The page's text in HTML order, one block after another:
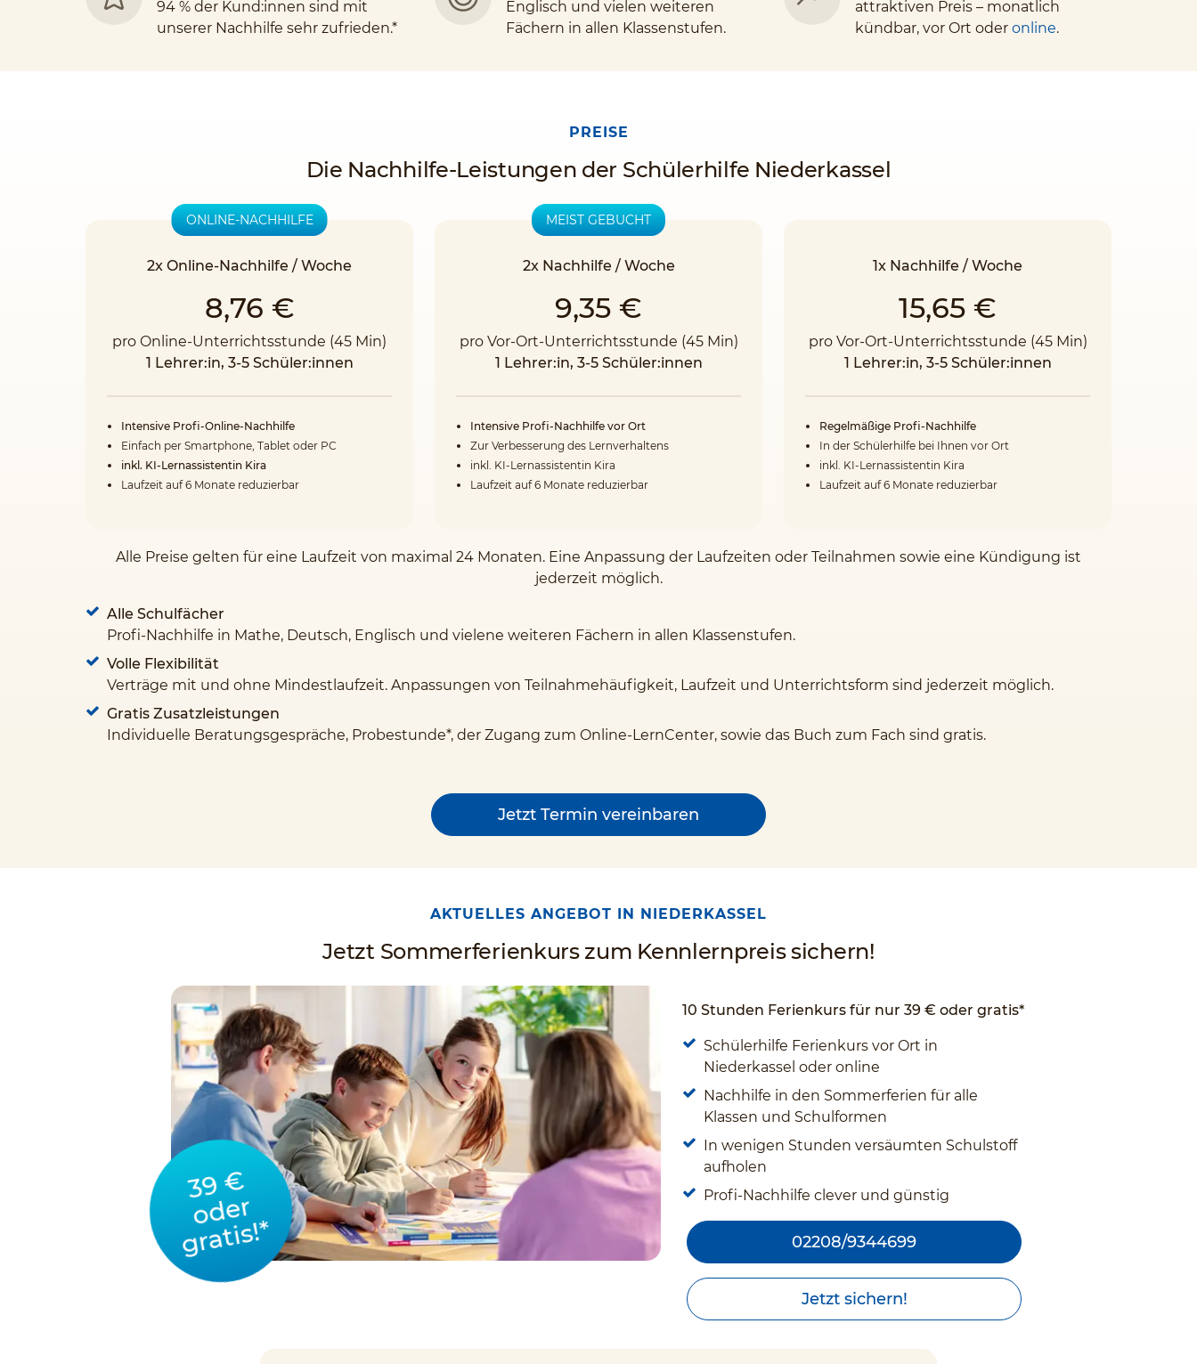
94 % der Kund:innen sind mit
unserer Nachhilfe sehr zufrieden.*
Englisch und vielen weiteren
Fächern in allen Klassenstufen.
attraktiven Preis – monatlich
kündbar, vor Ort oder online.
PREISE
Die Nachhilfe-Leistungen der Schülerhilfe Niederkassel
MEIST GEBUCHT
2x Nachhilfe / Woche
9,35 €
pro Vor-Ort-Unterrichtsstunde (45 Min)
1 Lehrer:in, 3-5 Schüler:innen
Intensive Profi-Nachhilfe vor Ort
Zur Verbesserung des Lernverhaltens
inkl. KI-Lernassistentin Kira
Laufzeit auf 6 Monate reduzierbar
ONLINE-NACHHILFE
2x Online-Nachhilfe / Woche
8,76 €
pro Online-Unterrichtsstunde (45 Min)
1 Lehrer:in, 3-5 Schüler:innen
Intensive Profi-Online-Nachhilfe
Einfach per Smartphone, Tablet oder PC
inkl. KI-Lernassistentin Kira
Laufzeit auf 6 Monate reduzierbar
1x Nachhilfe / Woche
15,65 €
pro Vor-Ort-Unterrichtsstunde (45 Min)
1 Lehrer:in, 3-5 Schüler:innen
Regelmäßige Profi-Nachhilfe
In der Schülerhilfe bei Ihnen vor Ort
inkl. KI-Lernassistentin Kira
Laufzeit auf 6 Monate reduzierbar
Alle Preise gelten für eine Laufzeit von maximal 24 Monaten. Eine Anpassung der Laufzeiten oder Teilnahmen sowie eine Kündigung ist
jederzeit möglich.
Alle Schulfächer
Profi-Nachhilfe in Mathe, Deutsch, Englisch und vielene weiteren Fächern in allen Klassenstufen.
Volle Flexibilität
Verträge mit und ohne Mindestlaufzeit. Anpassungen von Teilnahmehäufigkeit, Laufzeit und Unterrichtsform sind jederzeit möglich.
Gratis Zusatzleistungen
Individuelle Beratungsgespräche, Probestunde*, der Zugang zum Online-LernCenter, sowie das Buch zum Fach sind gratis.
Jetzt Termin vereinbaren
AKTUELLES ANGEBOT IN NIEDERKASSEL
Jetzt Sommerferienkurs zum Kennlernpreis sichern!
39 €
oder
gratis!*
10 Stunden Ferienkurs für nur 39 € oder gratis*
Schülerhilfe Ferienkurs vor Ort in
Niederkassel oder online
Nachhilfe in den Sommerferien für alle
Klassen und Schulformen
In wenigen Stunden versäumten Schulstoff
aufholen
Profi-Nachhilfe clever und günstig
02208/9344699
Jetzt sichern!